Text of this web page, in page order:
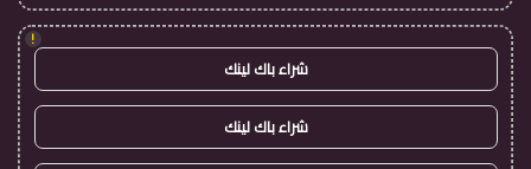
!
شراء باك لينك
شراء باك لينك